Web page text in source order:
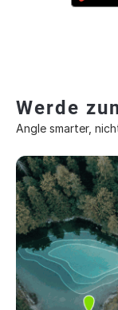
Werde
Angle smarter,